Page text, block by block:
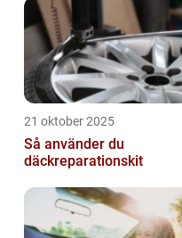
21 oktober 2025
Så använder du
däckreparationskit